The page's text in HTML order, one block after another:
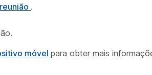
.
móvel para obter mais